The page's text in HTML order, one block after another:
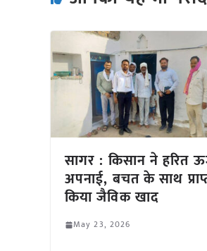
सागर : किसान ने हरित
अपनाई, बचत के साथ
किया जैविक खाद
May 23, 2026